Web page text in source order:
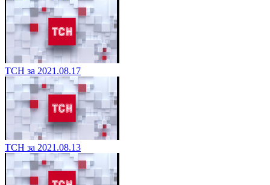
ТСН за 2021.08.17
ТСН за 2021.08.13